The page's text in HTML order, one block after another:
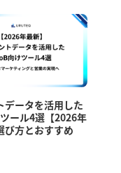
データを活用した
ール4選【2026年
び方とおすすめ